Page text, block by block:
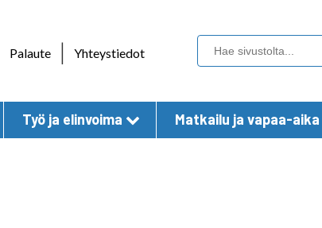
Palaute | Yhteystiedot
Työ ja elinvoima Matkailu ja vapaa-aika